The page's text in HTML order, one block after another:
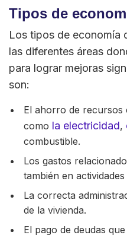
Tipos de
Los tipos de economía
las diferentes áreas
para lograr mejoras
son:
El ahorro de recursos
como la electricidad,
combustible.
Los gastos
también en
La correcta
de la vivienda.
El pago de deudas